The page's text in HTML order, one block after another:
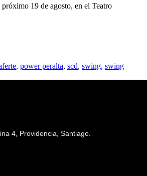
19 de agosto, en el Teatro
, power peralta, scd, swing, swing
4, Providencia, Santiago.